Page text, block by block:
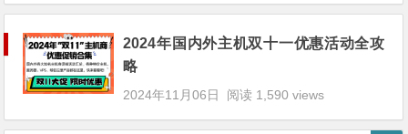
2024年国内外主机双十一优惠活动全攻
略
2024年11月06日 阅读 1,590 views